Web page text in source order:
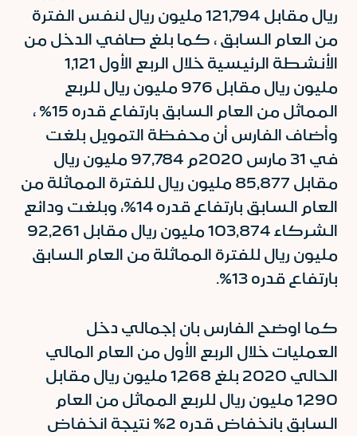
ريال مقابل 121,794 مليون ريال لنفس الفترة
من العام السابق ، كما بلغ صافي الدخل من
الأنشطة الرئيسية خلال الربع الأول 1,121
مليون ريال مقابل 976 مليون ريال للربع
المماثل من العام السابق بارتفاع قدره 15% ،
وأضاف الفارس أن محفظة التمويل بلغت
في 31 مارس 2020م 97,784 مليون ريال
مقابل 85,877 مليون ريال للفترة المماثلة من
العام السابق بارتفاع قدره 14%، وبلغت ودائع
الشركاء 103,874 مليون ريال مقابل 92,261
مليون ريال للفترة المماثلة من العام السابق
بارتفاع قدره 13%.
كما اوضح الفارس بان إجمالي دخل
العمليات خلال الربع الأول من العام المالي
الحالي 2020 بلغ 1,268 مليون ريال مقابل
1,290 مليون ريال للربع المماثل من العام
السابق بانخفاض قدره 2% نتيجة انخفاض